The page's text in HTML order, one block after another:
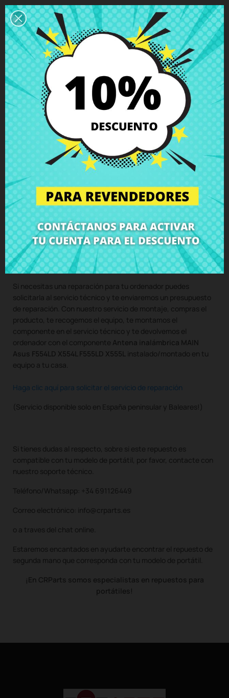
Descripción
Detalles del producto
Grados
Comentarios
Antena inalámbrica MAIN Asus
F554LD X554L F555LD X555L
CompraAntena inalámbrica MAIN Asus F554LD X554L
F555LD X555Lal mejor precio en CRParts - PRODUCTO
USADO ORIGINAL - disponible también con nuestro servicio de
montaje.
Si necesitas una reparación para tu ordenador puedes
solicitarla al servicio técnico y te enviaremos un presupuesto
de reparación. Con nuestro servicio de montaje, compras el
producto, te recogemos el equipo, te montamos el
componente en el servicio técnico y te devolvemos el
ordenador con el componente Antena inalámbrica MAIN
Asus F554LD X554L F555LD X555L
instalado/montado en tu
equipo a tu casa.
Haga clic aquí para solicitar el servicio de reparación
(Servicio disponible solo en España peninsular y Baleares!)
Si tienes dudas al respecto, sobre si este repuesto es
compatible con tu modelo de portátil, por favor, contacte con
nuestro soporte técnico.
Teléfono/Whatsapp: +34 691126449
Correo electrónico: info@crparts.es
o a traves del chat online.
Estaremos encantados en ayudarte encontrar el repuesto de
segunda mano que corresponda con tu modelo de portátil.
¡En CRParts somos especialistas en repuestos para
portátiles!